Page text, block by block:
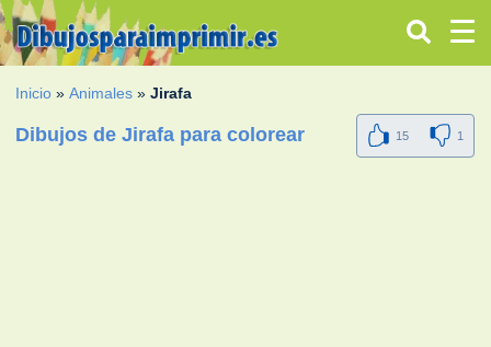
Inicio »Animales »Jirafa
Dibujos de Jirafa para colorear 15 1